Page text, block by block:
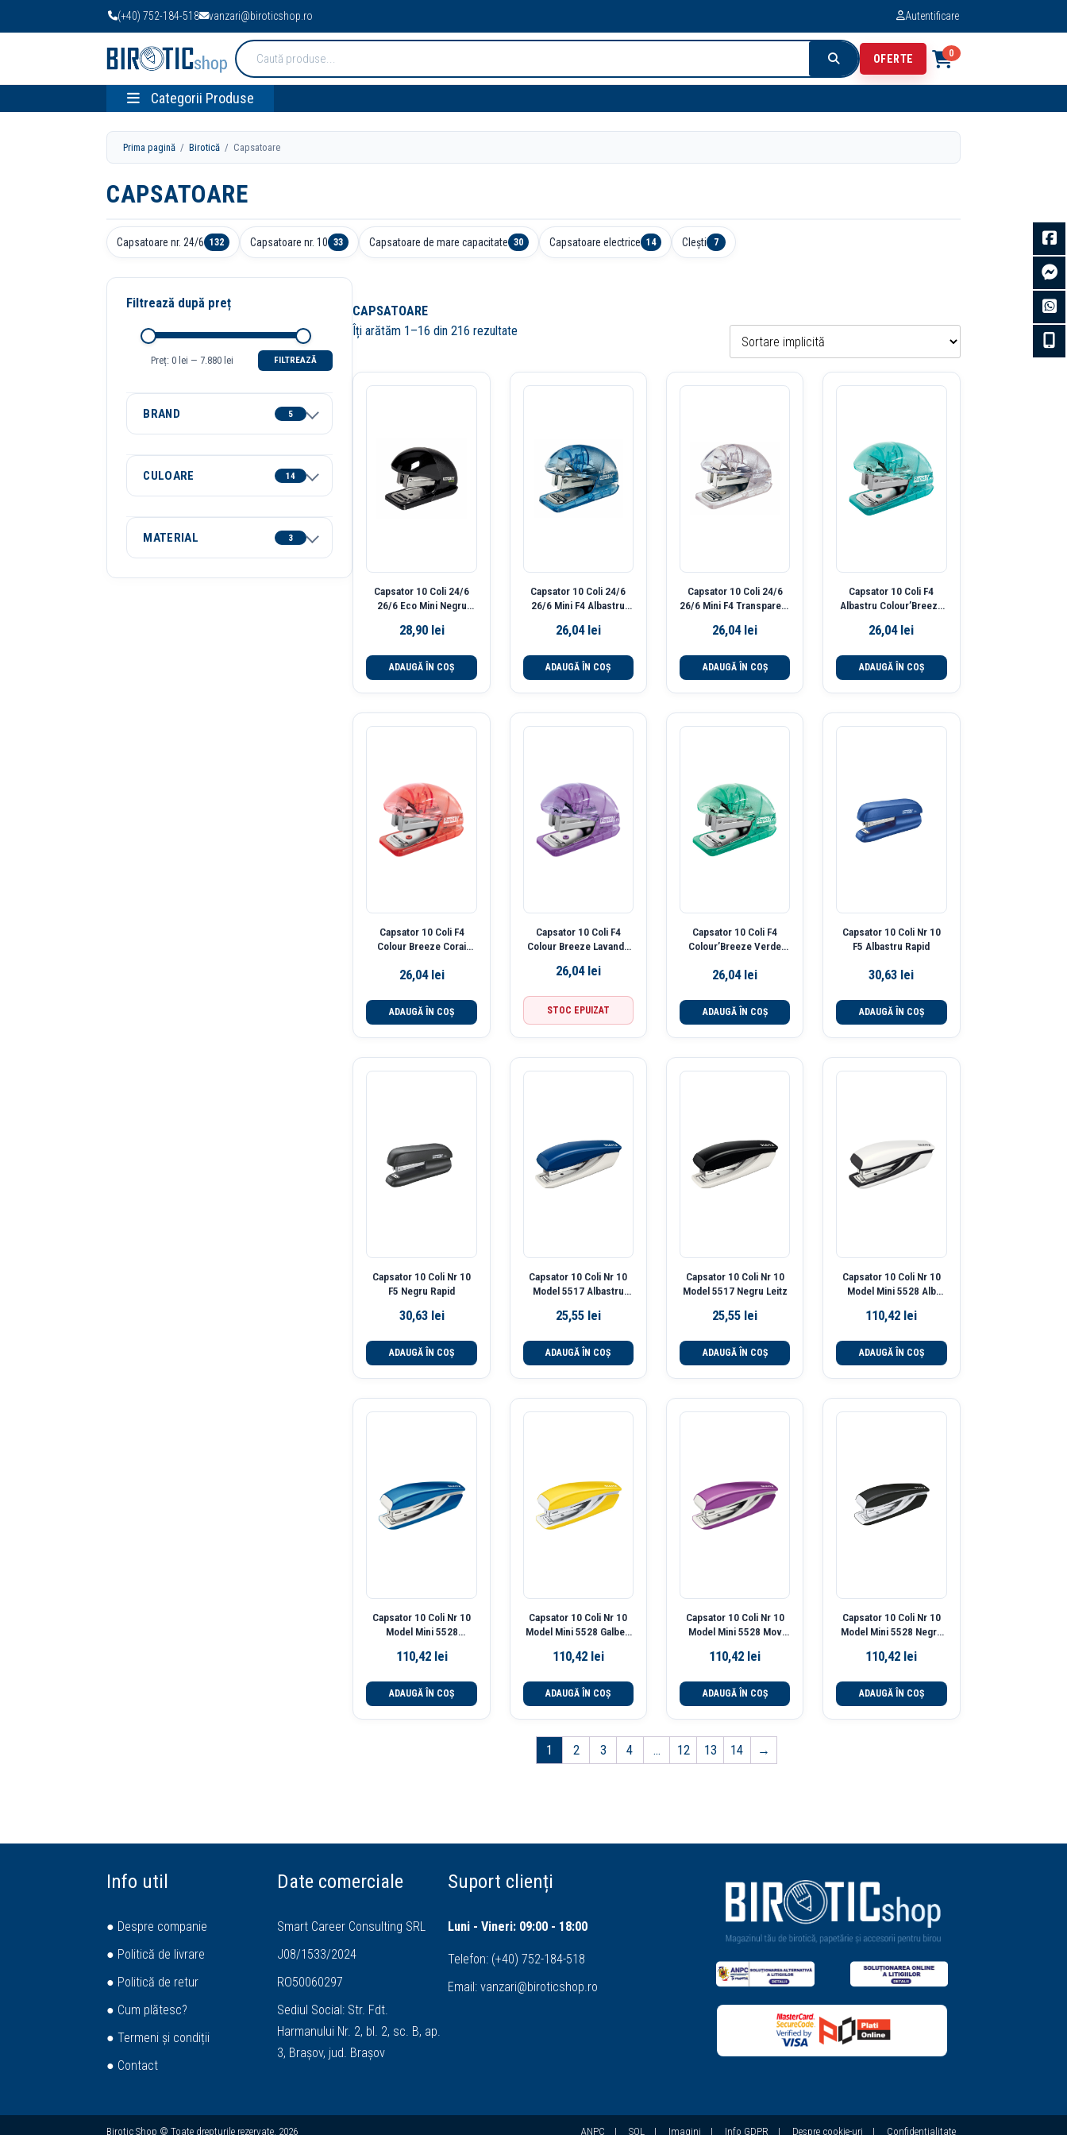
(+40) 752-184-518 vanzari@biroticshop.ro Autentificare
Cauta
produse:
OFERTE 0
Categorii Produse
Prima pagină /Birotică / Capsatoare
CAPSATOARE
Capsatoare nr. 24/6 132 Capsatoare nr. 10 33 Capsatoare de mare capacitate 30 Capsatoare electrice 14 Clești 7
CAPSATOARE
Îți arătăm 1–16 din 216 rezultate
Capsator 10 Coli 24/6
26/6 Eco Mini Negru
28,90 lei
ADAUGĂ ÎN COȘ
Capsator 10 Coli 24/6
26/6 Mini F4 Albastru
26,04 lei
ADAUGĂ ÎN COȘ
Capsator 10 Coli 24/6
26/6 Mini F4 Transparent
26,04 lei
ADAUGĂ ÎN COȘ
Capsator 10 Coli F4
Albastru Colour’Breeze
26,04 lei
ADAUGĂ ÎN COȘ
Capsator 10 Coli F4
Colour Breeze Corai
26,04 lei
ADAUGĂ ÎN COȘ
Capsator 10 Coli F4
Colour Breeze Lavanda
26,04 lei
STOC EPUIZAT
Capsator 10 Coli F4
Colour’Breeze Verde
26,04 lei
ADAUGĂ ÎN COȘ
Capsator 10 Coli Nr 10
F5 Albastru Rapid
30,63 lei
ADAUGĂ ÎN COȘ
Capsator 10 Coli Nr 10
F5 Negru Rapid
30,63 lei
ADAUGĂ ÎN COȘ
Capsator 10 Coli Nr 10
Model 5517 Albastru
25,55 lei
ADAUGĂ ÎN COȘ
Capsator 10 Coli Nr 10
Model 5517 Negru Leitz
25,55 lei
ADAUGĂ ÎN COȘ
Capsator 10 Coli Nr 10
Model Mini 5528 Alb
110,42 lei
ADAUGĂ ÎN COȘ
Capsator 10 Coli Nr 10
Model Mini 5528
110,42 lei
ADAUGĂ ÎN COȘ
Capsator 10 Coli Nr 10
Model Mini 5528 Galben
110,42 lei
ADAUGĂ ÎN COȘ
Capsator 10 Coli Nr 10
Model Mini 5528 Mov
110,42 lei
ADAUGĂ ÎN COȘ
Capsator 10 Coli Nr 10
Model Mini 5528 Negru
110,42 lei
ADAUGĂ ÎN COȘ
1 2 3 4 … 12 13 14 →
Filtrează după preț
minim
maxim
FILTREAZĂ
Preț:0 lei — 7.880 lei
BRAND 5
CULOARE 14
MATERIAL 3
Info util
● Despre companie
● Politică de livrare
● Politică de retur
● Cum plătesc?
● Termeni și condiții
● Contact
Date comerciale
Smart Career Consulting SRL
J08/1533/2024
RO50060297
Sediul Social: Str. Fdt.
Harmanului Nr. 2, bl. 2, sc. B, ap.
3, Brașov, jud. Brașov
Suport clienți
Luni - Vineri: 09:00 - 18:00
Telefon: (+40) 752-184-518
Email:vanzari@biroticshop.ro
Birotic Shop © Toate drepturile rezervate. 2026 ANPC | SOL | Imagini | Info GDPR | Despre cookie-uri | Confidențialitate